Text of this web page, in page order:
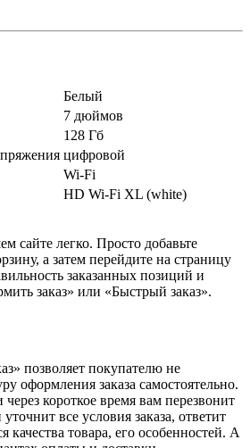
Белый
7 дюймов
128 Гб
цифровой
Wi-Fi
HD Wi-Fi XL (white)
сайте легко. Просто добавьте
а затем перейдите на страницу
заказанных позиций и
заказ» или «Быстрый заказ».
позволяет покупателю не
оформления заказа самостоятельно.
короткое время вам перезвонит
все условия заказа, ответит
товара, его особенностей. А